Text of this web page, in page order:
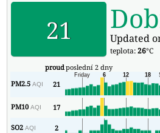
21 Updated
teplota:26°C
proudposlední 2 dny
PM2.5AQI 21
PM10AQI 17
SO2AQI 2